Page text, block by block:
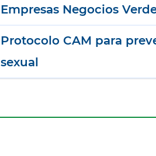
Empresas Negocios
Protocolo CAM para
sexual